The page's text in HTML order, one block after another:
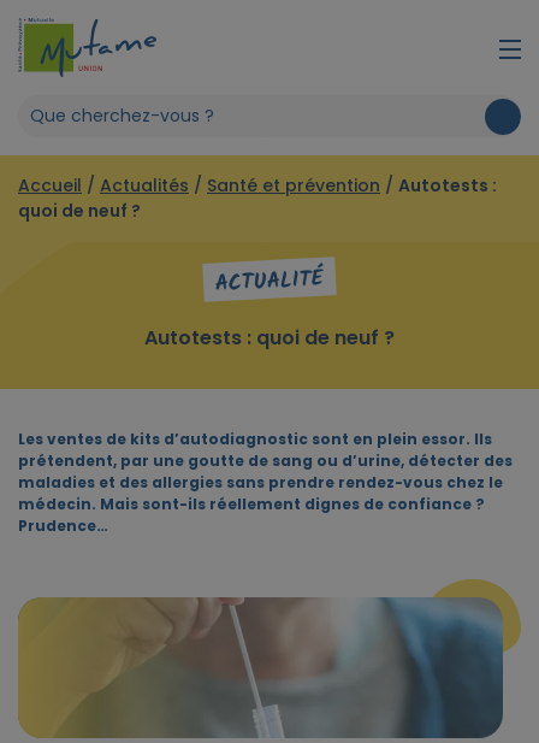
Accueil / Actualités / Santé et prévention / Autotests :
quoi de neuf ?
ACTUALITÉ
Autotests : quoi de neuf ?
Les ventes de kits d’autodiagnostic sont en plein essor. Ils
prétendent, par une goutte de sang ou d’urine, détecter des
maladies et des allergies sans prendre rendez-vous chez le
médecin. Mais sont-ils réellement dignes de confiance ?
Prudence…